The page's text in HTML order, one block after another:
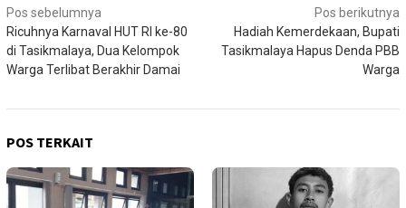
Navigasi
pos
Pos sebelumnya
Ricuhnya Karnaval HUT RI ke-80
di Tasikmalaya, Dua Kelompok
Warga Terlibat Berakhir Damai
Pos berikutnya
Hadiah Kemerdekaan, Bupati
Tasikmalaya Hapus Denda PBB
Warga
POS TERKAIT